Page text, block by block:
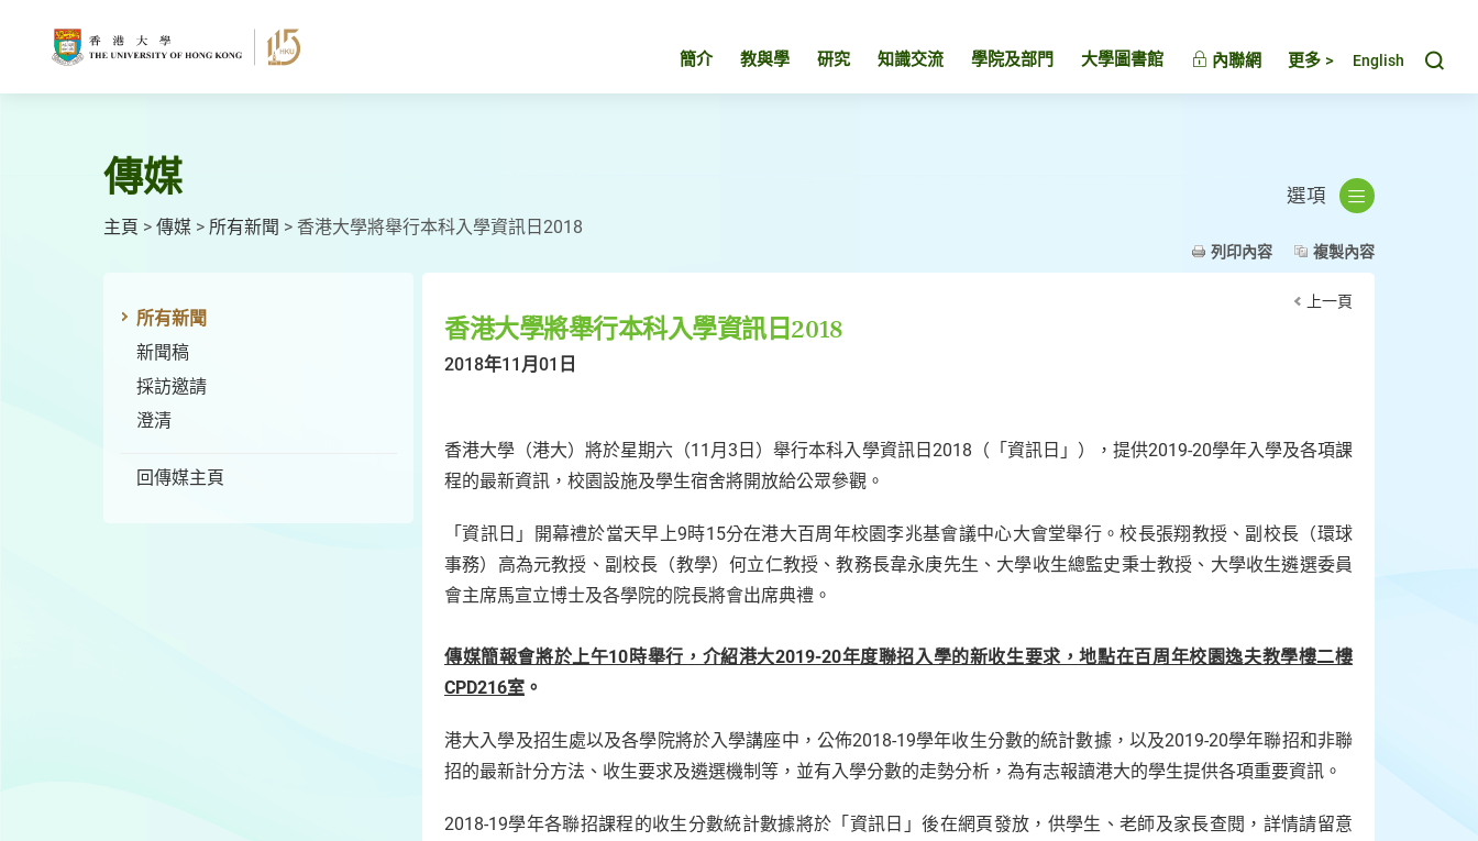
簡介 教與學 研究 知識交流 學院及部門 大學圖書館 內聯網 更多 > English
傳媒
主頁 > 傳媒 > 所有新聞 > 香港大學將舉行本科入學資訊日2018
選項
列印內容 複製內容
所有新聞
新聞稿
採訪邀請
澄清
回傳媒主頁
上一頁
香港大學將舉行本科入學資訊日2018
2018年11月01日
香港大學（港大）將於星期六（11月3日）舉行本科入學資訊日2018（「資訊日」），提供2019-20學年入學及各項課
程的最新資訊，校園設施及學生宿舍將開放給公眾參觀。
「資訊日」開幕禮於當天早上9時15分在港大百周年校園李兆基會議中心大會堂舉行。校長張翔教授、副校長（環球
事務）高為元教授、副校長（教學）何立仁教授、教務長韋永庚先生、大學收生總監史秉士教授、大學收生遴選委員
會主席馬宣立博士及各學院的院長將會出席典禮。
傳媒簡報會將於上午10時舉行，介紹港大2019-20年度聯招入學的新收生要求，地點在百周年校園逸夫教學樓二樓
CPD216室 。
港大入學及招生處以及各學院將於入學講座中，公佈2018-19學年收生分數的統計數據，以及2019-20學年聯招和非聯
招的最新計分方法、收生要求及遴選機制等，並有入學分數的走勢分析，為有志報讀港大的學生提供各項重要資訊。
2018-19學年各聯招課程的收生分數統計數據將於「資訊日」後在網頁發放，供學生、老師及家長查閱，詳情請留意